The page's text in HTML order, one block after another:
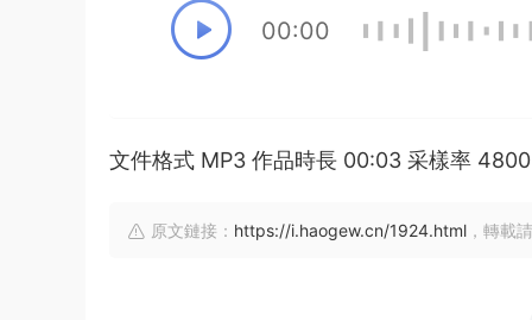
00:00
文件格式 MP3 作品時長 00:03 采樣率
原文鏈接： https://i.haogew.cn/1924.html ，轉載